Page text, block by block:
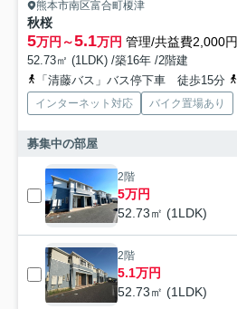
熊本市南区富合町榎津
秋桜
5万円～5.1万円 管理/共益費2,000円
52.73㎡ (1LDK) /築16年 /2階建
「清藤バス」バス停下車 徒歩15分
インターネット対応 バイク置場あり
募集中の部屋
2階
5万円
52.73㎡ (1LDK)
2階
5.1万円
52.73㎡ (1LDK)